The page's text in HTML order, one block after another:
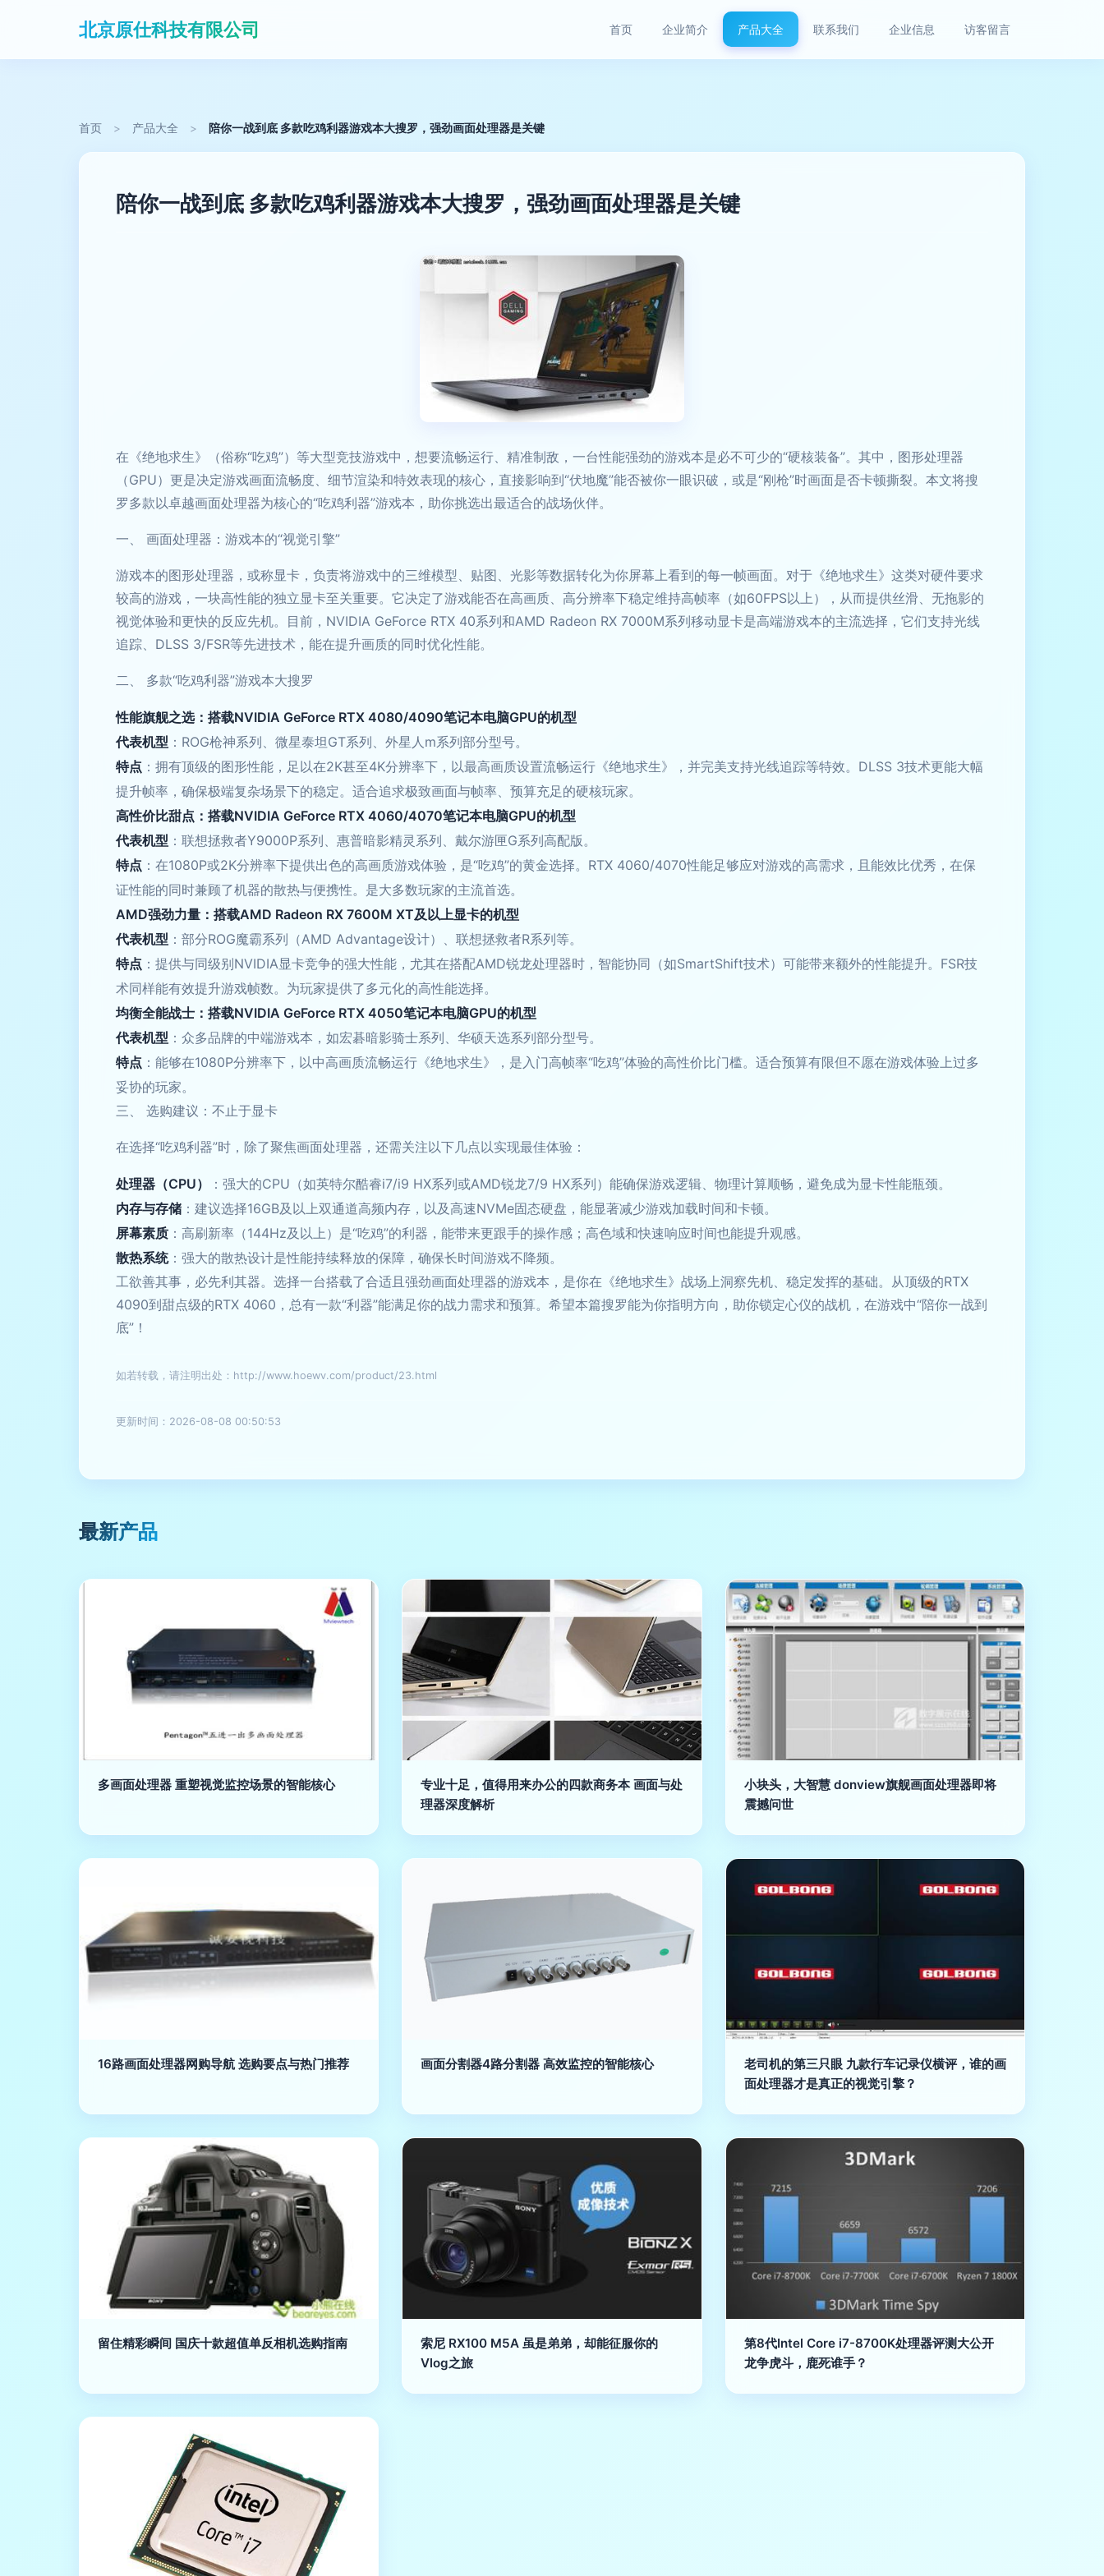
北京原仕科技有限公司 首页 企业简介 产品大全 联系我们 企业信息 访客留言
首页 > 产品大全 > 陪你一战到底 多款吃鸡利器游戏本大搜罗，强劲画面处理器是关键
陪你一战到底 多款吃鸡利器游戏本大搜罗，强劲画面处理器是关键
在《绝地求生》（俗称“吃鸡”）等大型竞技游戏中，想要流畅运行、精准制敌，一台性能强劲的游戏本是必不可少的“硬核装备”。其中，图形处理器
（GPU）更是决定游戏画面流畅度、细节渲染和特效表现的核心，直接影响到“伏地魔”能否被你一眼识破，或是“刚枪”时画面是否卡顿撕裂。本文将搜
罗多款以卓越画面处理器为核心的“吃鸡利器”游戏本，助你挑选出最适合的战场伙伴。
一、 画面处理器：游戏本的“视觉引擎”
游戏本的图形处理器，或称显卡，负责将游戏中的三维模型、贴图、光影等数据转化为你屏幕上看到的每一帧画面。对于《绝地求生》这类对硬件要求
较高的游戏，一块高性能的独立显卡至关重要。它决定了游戏能否在高画质、高分辨率下稳定维持高帧率（如60FPS以上），从而提供丝滑、无拖影的
视觉体验和更快的反应先机。目前，NVIDIA GeForce RTX 40系列和AMD Radeon RX 7000M系列移动显卡是高端游戏本的主流选择，它们支持光线
追踪、DLSS 3/FSR等先进技术，能在提升画质的同时优化性能。
二、 多款“吃鸡利器”游戏本大搜罗
性能旗舰之选：搭载NVIDIA GeForce RTX 4080/4090笔记本电脑GPU的机型
代表机型 ：ROG枪神系列、微星泰坦GT系列、外星人m系列部分型号。
特点 ：拥有顶级的图形性能，足以在2K甚至4K分辨率下，以最高画质设置流畅运行《绝地求生》，并完美支持光线追踪等特效。DLSS 3技术更能大幅
提升帧率，确保极端复杂场景下的稳定。适合追求极致画面与帧率、预算充足的硬核玩家。
高性价比甜点：搭载NVIDIA GeForce RTX 4060/4070笔记本电脑GPU的机型
代表机型 ：联想拯救者Y9000P系列、惠普暗影精灵系列、戴尔游匣G系列高配版。
特点 ：在1080P或2K分辨率下提供出色的高画质游戏体验，是“吃鸡”的黄金选择。RTX 4060/4070性能足够应对游戏的高需求，且能效比优秀，在保
证性能的同时兼顾了机器的散热与便携性。是大多数玩家的主流首选。
AMD强劲力量：搭载AMD Radeon RX 7600M XT及以上显卡的机型
代表机型 ：部分ROG魔霸系列（AMD Advantage设计）、联想拯救者R系列等。
特点 ：提供与同级别NVIDIA显卡竞争的强大性能，尤其在搭配AMD锐龙处理器时，智能协同（如SmartShift技术）可能带来额外的性能提升。FSR技
术同样能有效提升游戏帧数。为玩家提供了多元化的高性能选择。
均衡全能战士：搭载NVIDIA GeForce RTX 4050笔记本电脑GPU的机型
代表机型 ：众多品牌的中端游戏本，如宏碁暗影骑士系列、华硕天选系列部分型号。
特点 ：能够在1080P分辨率下，以中高画质流畅运行《绝地求生》，是入门高帧率“吃鸡”体验的高性价比门槛。适合预算有限但不愿在游戏体验上过多
妥协的玩家。
三、 选购建议：不止于显卡
在选择“吃鸡利器”时，除了聚焦画面处理器，还需关注以下几点以实现最佳体验：
处理器（CPU）
：强大的CPU（如英特尔酷睿i7/i9 HX系列或AMD锐龙7/9 HX系列）能确保游戏逻辑、物理计算顺畅，避免成为显卡性能瓶颈。
内存与存储 ：建议选择16GB及以上双通道高频内存，以及高速NVMe固态硬盘，能显著减少游戏加载时间和卡顿。
屏幕素质 ：高刷新率（144Hz及以上）是“吃鸡”的利器，能带来更跟手的操作感；高色域和快速响应时间也能提升观感。
散热系统：强大的散热设计是性能持续释放的保障，确保长时间游戏不降频。
工欲善其事，必先利其器。选择一台搭载了合适且强劲画面处理器的游戏本，是你在《绝地求生》战场上洞察先机、稳定发挥的基础。从顶级的RTX
4090到甜点级的RTX 4060，总有一款“利器”能满足你的战力需求和预算。希望本篇搜罗能为你指明方向，助你锁定心仪的战机，在游戏中“陪你一战到
底”！
如若转载，请注明出处：http://www.hoewv.com/product/23.html
更新时间：2026-08-08 00:50:53
最新产品
多画面处理器 重塑视觉监控场景的智能核心
专业十足，值得用来办公的四款商务本 画面与处
理器深度解析
小块头，大智慧 donview旗舰画面处理器即将
震撼问世
16路画面处理器网购导航 选购要点与热门推荐 画面分割器4路分割器 高效监控的智能核心
老司机的第三只眼 九款行车记录仪横评，谁的画
面处理器才是真正的视觉引擎？
留住精彩瞬间 国庆十款超值单反相机选购指南
索尼 RX100 M5A 虽是弟弟，却能征服你的
Vlog之旅
第8代Intel Core i7-8700K处理器评测大公开
龙争虎斗，鹿死谁手？